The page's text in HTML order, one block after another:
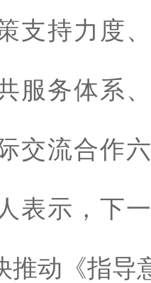
支持力度
服务体系
交流合作
表示，下
推动《指导